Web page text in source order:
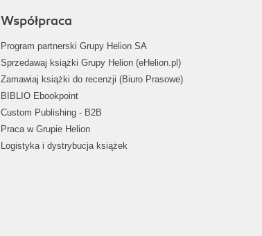
Współpraca
Program partnerski Grupy Helion SA
Sprzedawaj książki Grupy Helion (eHelion.pl)
Zamawiaj książki do recenzji (Biuro Prasowe)
BIBLIO Ebookpoint
Custom Publishing - B2B
Praca w Grupie Helion
Logistyka i dystrybucja książek